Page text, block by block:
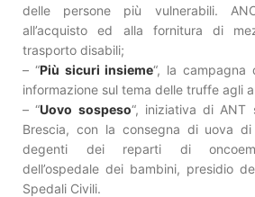
delle persone più vulnerabili.
all’acquisto ed alla fornitura di
trasporto disabili;
– “Più sicuri insieme“, la campagna
informazione sul tema delle truffe agli
– “Uovo sospeso“, iniziativa di ANT
Brescia, con la consegna di uova
degenti dei reparti di
dell’ospedale dei bambini, presidio
Spedali Civili.